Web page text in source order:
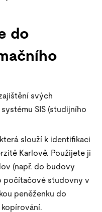
do
svých
SIS (studijního
slouží k identifikaci
Karlově. Použijete ji
(např. do budovy
počítačové studovny v
peněženku do